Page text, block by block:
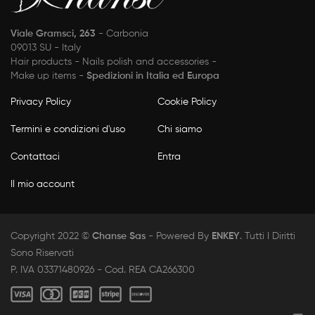
Viale Gramsci, 263 - Carbonia
09013 SU - Italy
Hair products - Nails polish and accessories -
Make up items - Spedizioni in Italia ed Europa
Privacy Policy Cookie Policy
Termini e condizioni d'uso Chi siamo
Contattaci Entra
Il mio account
Copyright 2022 © Chanse Sas - Powered By ENKEY. Tutti I Diritti
Sono Riservati
P. IVA 03371480926 - Cod. REA CA266300